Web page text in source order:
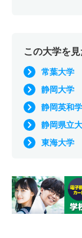
この大学を
常葉大学
静岡大学
静岡英和
静岡県立
東海大学